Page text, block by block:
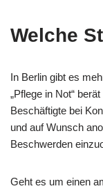
Welche
In Berlin gibt es
„Pflege in Not“
Beschäftigte bei
und auf Wunsch
Beschwerden
Geht es um einen